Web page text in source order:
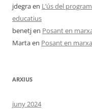
jdegraen L’ús del
educatius
benetjen Posant en
Martaen Posant en
ARXIUS
juny 2024